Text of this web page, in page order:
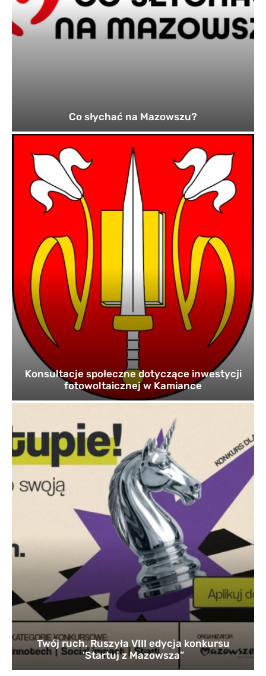
Co słychać na Mazowszu?
Konsultacje społeczne dotyczące inwestycji
fotowoltaicznej w Kamiance
Twój ruch. Ruszyła VIII edycja konkursu
'Startuj z Mazowsza”